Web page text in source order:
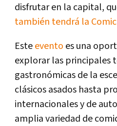
disfrutar en la capital,
también tendrá la
Esteevento es una
explorar las principales
gastronómicas de la
clásicos asados hasta
internacionales y de
amplia variedad de